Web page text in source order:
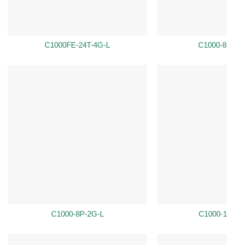
C1000FE-24T-4G-L C1000-
C1000-8P-2G-L C1000-